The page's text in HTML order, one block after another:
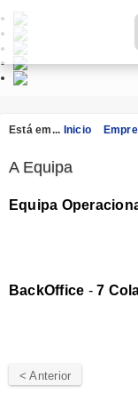
Está em... Inicio
A Equipa
Equipa
BackOffice -7
< Anterior